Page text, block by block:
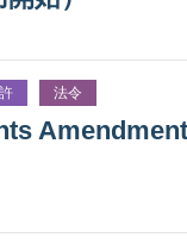
法令